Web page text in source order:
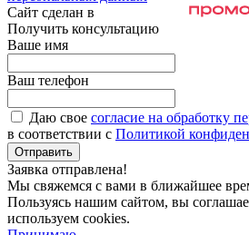
Сайт сделан в
Получить консультацию
Ваше имя
Ваш телефон
Даю свое согласие на обработку
в соответствии с Политикой
Отправить
Заявка отправлена!
Мы свяжемся с вами в ближайшее
Пользуясь нашим сайтом, вы
используем cookies.